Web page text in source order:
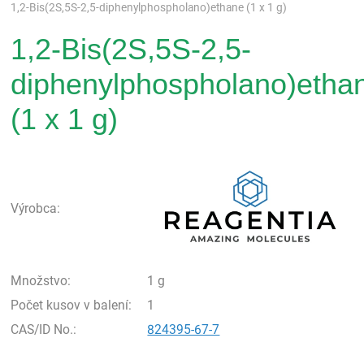
1,2-Bis(2S,5S-2,5-diphenylphospholano)ethane (1 x 1 g)
1,2-Bis(2S,5S-2,5-
(1 x 1 g)
Výrobca:
Množstvo:
1 g
Počet kusov v balení:
1
CAS/ID No.:
824395-67-7